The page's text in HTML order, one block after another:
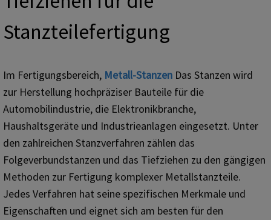
Stanzteilefertigung
Im Fertigungsbereich, Metall-Stanzen Das Stanzen wird
zur Herstellung hochpräziser Bauteile für die
Automobilindustrie, die Elektronikbranche,
Haushaltsgeräte und Industrieanlagen eingesetzt. Unter
den zahlreichen Stanzverfahren zählen das
Folgeverbundstanzen und das Tiefziehen zu den gängigen
Methoden zur Fertigung komplexer Metallstanzteile.
Jedes Verfahren hat seine spezifischen Merkmale und
Eigenschaften und eignet sich am besten für den